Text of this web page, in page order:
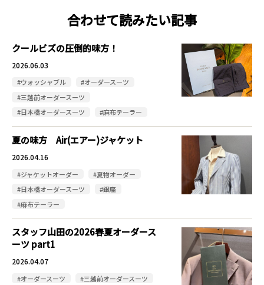
合わせて読みたい記事
クールビズの圧倒的味方！
2026.06.03
#ウォッシャブル
#オーダースーツ
#三越前オーダースーツ
#日本橋オーダースーツ
#麻布テーラー
夏の味方 Air(エアー)ジャケット
2026.04.16
#ジャケットオーダー
#夏物オーダー
#日本橋オーダースーツ
#銀座
#麻布テーラー
スタッフ山田の2026春夏オーダース
ーツ part1
2026.04.07
#オーダースーツ
#三越前オーダースーツ